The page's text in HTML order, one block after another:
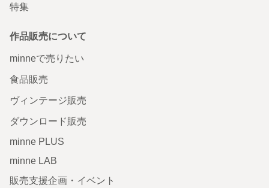
特集
作品販売について
minneで売りたい
食品販売
ヴィンテージ販売
ダウンロード販売
minne PLUS
minne LAB
販売支援企画・イベント